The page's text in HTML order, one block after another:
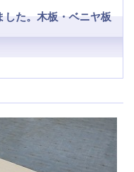
した。木板・ベニヤ板